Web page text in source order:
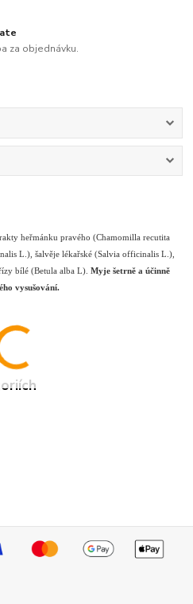
za objednávku.
heřmánku pravého (Chamomilla recutita
L.), šalvěje lékařské (Salvia officinalis L.),
bílé (Betula alba L).Myje šetrně a účinně
vysušování.